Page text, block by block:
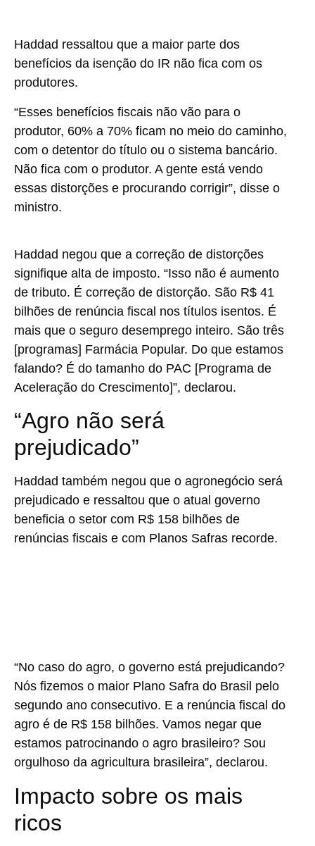
Haddad ressaltou que a maior parte dos
benefícios da isenção do IR não fica com os
produtores.
“Esses benefícios fiscais não vão para o
produtor, 60% a 70% ficam no meio do caminho,
com o detentor do título ou o sistema bancário.
Não fica com o produtor. A gente está vendo
essas distorções e procurando corrigir”, disse o
ministro.
Haddad negou que a correção de distorções
signifique alta de imposto. “Isso não é aumento
de tributo. É correção de distorção. São R$ 41
bilhões de renúncia fiscal nos títulos isentos. É
mais que o seguro desemprego inteiro. São três
[programas] Farmácia Popular. Do que estamos
falando? É do tamanho do PAC [Programa de
Aceleração do Crescimento]”, declarou.
“Agro não será
prejudicado”
Haddad também negou que o agronegócio será
prejudicado e ressaltou que o atual governo
beneficia o setor com R$ 158 bilhões de
renúncias fiscais e com Planos Safras recorde.
“No caso do agro, o governo está prejudicando?
Nós fizemos o maior Plano Safra do Brasil pelo
segundo ano consecutivo. E a renúncia fiscal do
agro é de R$ 158 bilhões. Vamos negar que
estamos patrocinando o agro brasileiro? Sou
orgulhoso da agricultura brasileira”, declarou.
Impacto sobre os mais
ricos